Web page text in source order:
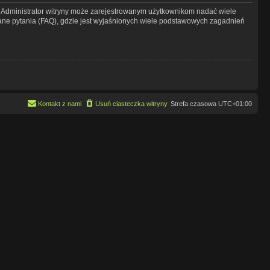
witryny może zarejestrowanym użytkownikom nadać wiele
pytania (FAQ), gdzie jest wyjaśnionych wiele podstawowych zagadnień
Strefa czasowa UTC+01:00
Usuń ciasteczka witryny
Kontakt z nami